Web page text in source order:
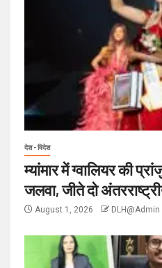
देश - विदेश
म्यांमार में ग्वालियर की
जलवा, जीते दो
August 1, 2026 DLH@Admin